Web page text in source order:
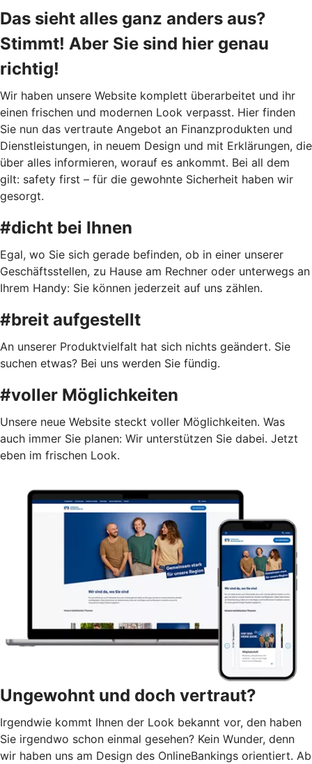
Das sieht alles ganz anders aus?
Stimmt! Aber Sie sind hier genau
richtig!
Wir haben unsere Website komplett überarbeitet und ihr
einen frischen und modernen Look verpasst. Hier finden
Sie nun das vertraute Angebot an Finanzprodukten und
Dienstleistungen, in neuem Design und mit Erklärungen, die
über alles informieren, worauf es ankommt. Bei all dem
gilt: safety first – für die gewohnte Sicherheit haben wir
gesorgt.
#dicht bei Ihnen
Egal, wo Sie sich gerade befinden, ob in einer unserer
Geschäftsstellen, zu Hause am Rechner oder unterwegs an
Ihrem Handy: Sie können jederzeit auf uns zählen.
#breit aufgestellt
An unserer Produktvielfalt hat sich nichts geändert. Sie
suchen etwas? Bei uns werden Sie fündig.
#voller Möglichkeiten
Unsere neue Website steckt voller Möglichkeiten. Was
auch immer Sie planen: Wir unterstützen Sie dabei. Jetzt
eben im frischen Look.
Ungewohnt und doch vertraut?
Irgendwie kommt Ihnen der Look bekannt vor, den haben
Sie irgendwo schon einmal gesehen? Kein Wunder, denn
wir haben uns am Design des OnlineBankings orientiert. Ab